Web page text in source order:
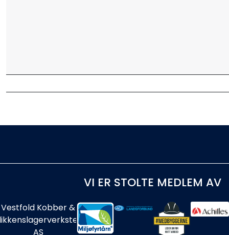
VI ER STOLTE MEDLEM AV
Vestfold Kobber &
AS